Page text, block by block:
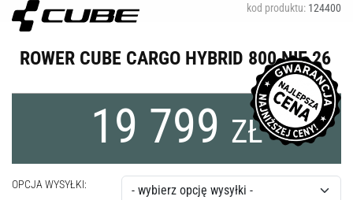
kod produktu: 124400
ROWER CUBE CARGO HYBRID 800 NIE 26
19 799 ZŁ
OPCJA WYSYŁKI: